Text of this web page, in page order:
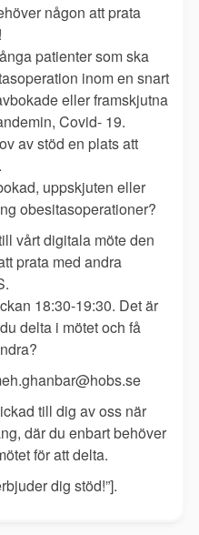
någon att prata
patienter som ska
inom en snart
eller framskjutna
Covid- 19.
av stöd en plats att
uppskjuten eller
obesitasoperationer?
vårt digitala möte ‪den
prata med andra
18:30-19:30‬. Det är
delta i mötet och få
till dig av oss när
där du enbart behöver
för att delta.
dig stöd!”].